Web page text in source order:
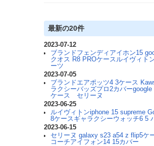
最新の20件
2023-07-12
ブランドフェンディアイホン15
クオス R8 PROケースルイヴィト
ーツ
2023-07-05
ブランドエアポッツ4 3ケース
ラクシーバッズプロ2カバー
ケース セリーヌ
2023-06-25
ルイヴィトンiphone 15 supreme
8ケースギャラクシーウォッチ6 5
2023-06-15
セリーヌ galaxy s23 a54 z flip5ケ
コーチアイフォン14 15カバー